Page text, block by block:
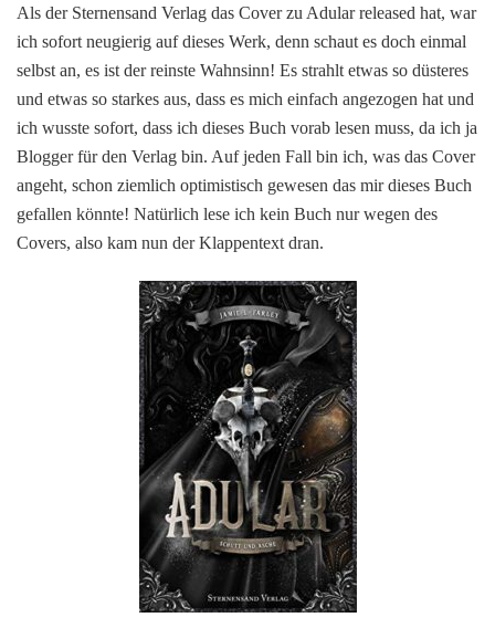
Als der Sternensand Verlag das Cover zu Adular released hat, war
ich sofort neugierig auf dieses Werk, denn schaut es doch einmal
selbst an, es ist der reinste Wahnsinn! Es strahlt etwas so düsteres
und etwas so starkes aus, dass es mich einfach angezogen hat und
ich wusste sofort, dass ich dieses Buch vorab lesen muss, da ich ja
Blogger für den Verlag bin. Auf jeden Fall bin ich, was das Cover
angeht, schon ziemlich optimistisch gewesen das mir dieses Buch
gefallen könnte! Natürlich lese ich kein Buch nur wegen des
Covers, also kam nun der Klappentext dran.